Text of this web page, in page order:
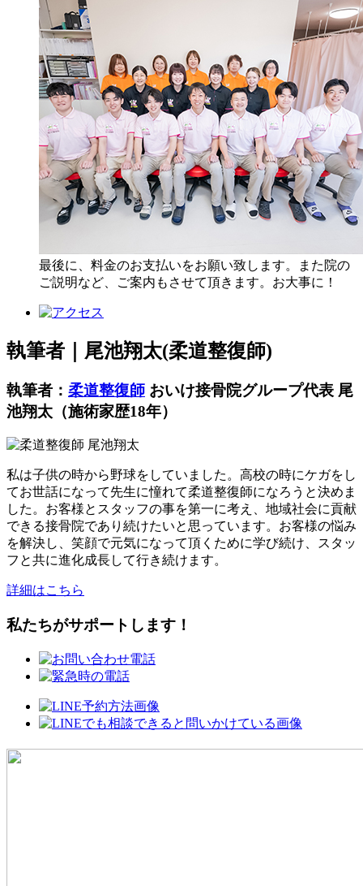
最後に、料金のお支払いをお願い致します。また院の
ご説明など、ご案内もさせて頂きます。お大事に！
執筆者｜尾池翔太(柔道整復師)
執筆者： 柔道整復師 おいけ接骨院グループ代表 尾
池翔太（施術家歴18年）
私は子供の時から野球をしていました。高校の時にケガをし
てお世話になって先生に憧れて柔道整復師になろうと決めま
した。お客様とスタッフの事を第一に考え、地域社会に貢献
できる接骨院であり続けたいと思っています。お客様の悩み
を解決し、笑顔で元気になって頂くために学び続け、スタッ
フと共に進化成長して行き続けます。
詳細はこちら
私たちがサポートします！